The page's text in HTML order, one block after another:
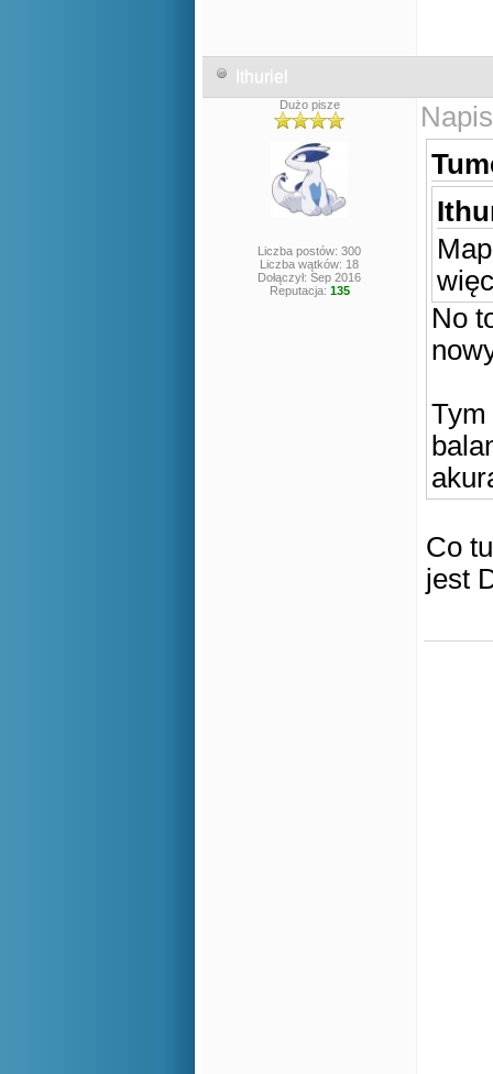
Ithuriel
Dużo pisze
Liczba postów: 300
Liczba wątków: 18
Dołączył: Sep 2016
Reputacja: 135
No
Tym
Co
jest